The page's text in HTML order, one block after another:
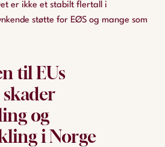
er ikke et stabilt flertall i
støtte for EØS og mange som
til EUs
og
i Norge